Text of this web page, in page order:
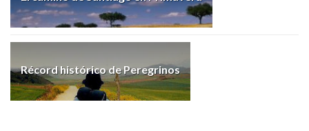
Récord histórico de Peregrinos